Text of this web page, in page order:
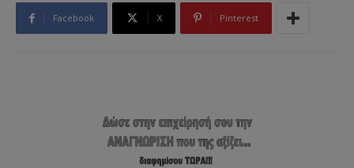
Facebook X Pinterest